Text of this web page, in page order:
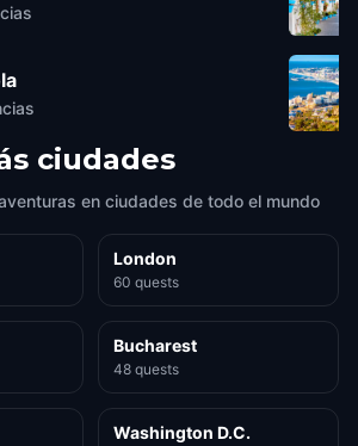
ciudades
en ciudades de todo el mundo
London
60 quests
Bucharest
48 quests
Washington D.C.